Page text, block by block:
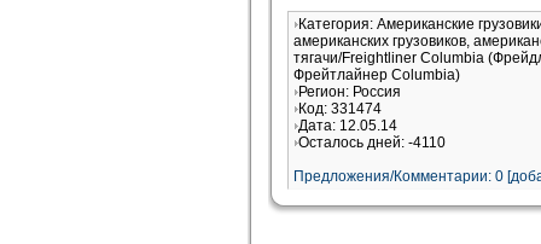
Категория: Американские
американских грузовиков,
тягачи/Freightliner Columbia
Фрейтлайнер Columbia)
Регион: Россия
Код: 331474
Дата: 12.05.14
Осталось дней: -4110
Предложения/Комментарии: 0